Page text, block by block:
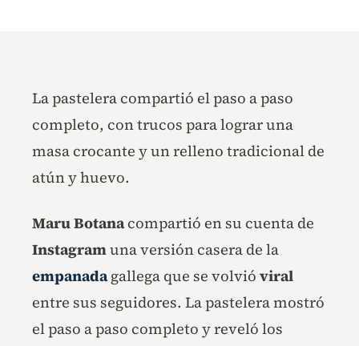
La pastelera compartió el paso a paso
completo, con trucos para lograr una
masa crocante y un relleno tradicional de
atún y huevo.
Maru Botanacompartió en su cuenta de
Instagramuna versión casera de la
empanadagallega que se volvió viral
entre sus seguidores. La pastelera mostró
el paso a paso completo y reveló los